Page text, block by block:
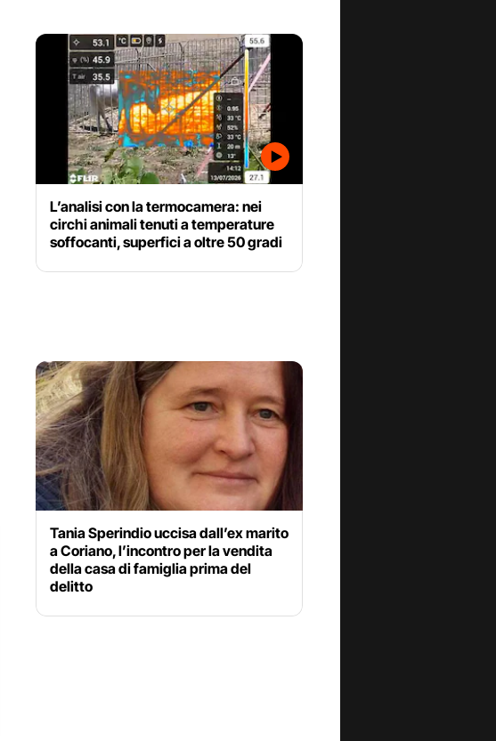
L’analisi con la termocamera: nei
circhi animali tenuti a temperature
soffocanti, superfici a oltre 50 gradi
Tania Sperindio uccisa dall’ex marito
a Coriano, l’incontro per la vendita
della casa di famiglia prima del
delitto